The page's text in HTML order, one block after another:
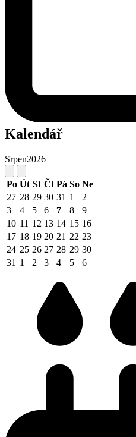
Kalendář
Srpen2026
Po Út St Čt Pá So Ne
27 28 29 30 31 1
2
3
4 5 6 7 8
9
10 11 12 13 14 15 16
17 18 19 20 21 22 23
24 25 26 27 28 29 30
31 1 2 3 4 5 6